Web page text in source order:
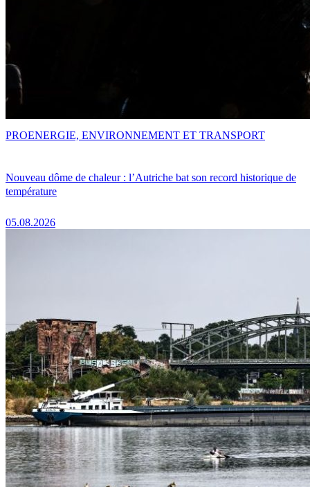
Nouveau dôme de chaleur : l’Autriche bat son record historique de
température
05.08.2026
PROENERGIE, ENVIRONNEMENT ET TRANSPORT